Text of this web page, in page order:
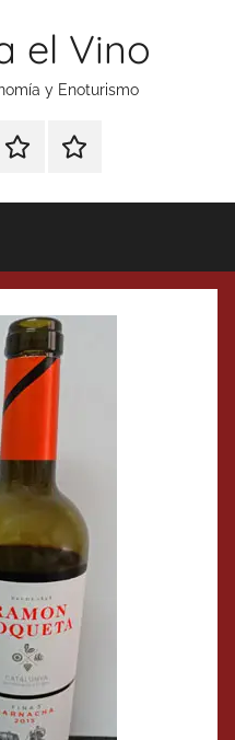
el Vino
y Enoturismo
RankingContacto